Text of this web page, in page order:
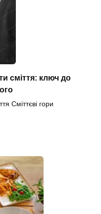
сміття: ключ до
Сміттєві гори